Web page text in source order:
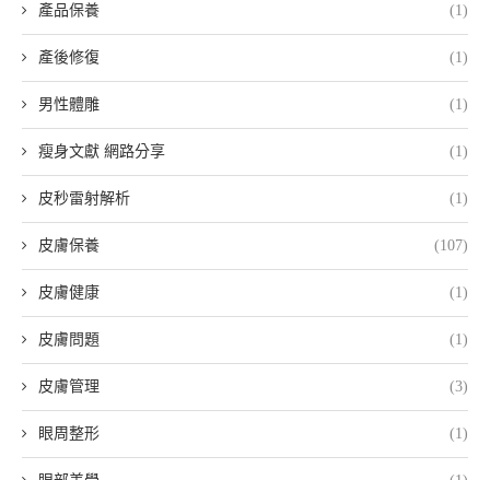
產品保養 (1)
產後修復 (1)
男性體雕 (1)
瘦身文獻 網路分享 (1)
皮秒雷射解析 (1)
皮膚保養 (107)
皮膚健康 (1)
皮膚問題 (1)
皮膚管理 (3)
眼周整形 (1)